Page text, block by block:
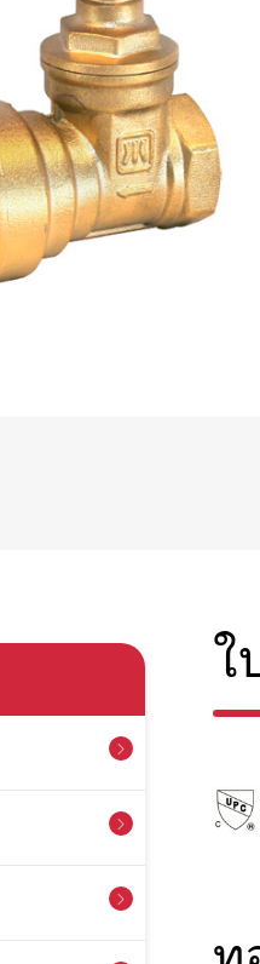



ใ